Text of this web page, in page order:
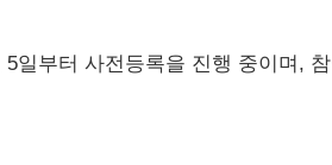
일부터 사전등록을 진행 중이며,